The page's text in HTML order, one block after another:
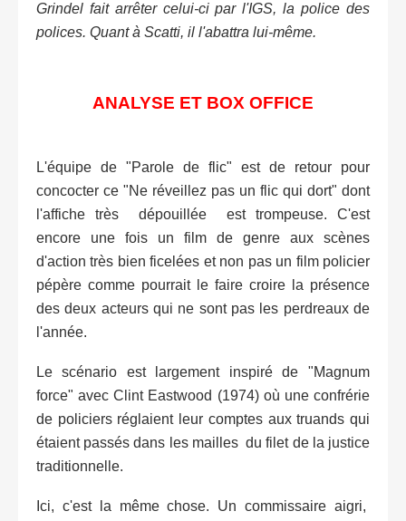
Grindel fait arrêter celui-ci par l'IGS, la police des
polices. Quant à Scatti, il l'abattra lui-même.
ANALYSE ET BOX OFFICE
L'équipe de "Parole de flic" est de retour pour
concocter ce "Ne réveillez pas un flic qui dort" dont
l'affiche très dépouillée est trompeuse. C'est
encore une fois un film de genre aux scènes
d'action très bien ficelées et non pas un film policier
pépère comme pourrait le faire croire la présence
des deux acteurs qui ne sont pas les perdreaux de
l'année.
Le scénario est largement inspiré de "Magnum
force" avec Clint Eastwood (1974) où une confrérie
de policiers réglaient leur comptes aux truands qui
étaient passés dans les mailles du filet de la justice
traditionnelle.
Ici, c'est la même chose. Un commissaire aigri,